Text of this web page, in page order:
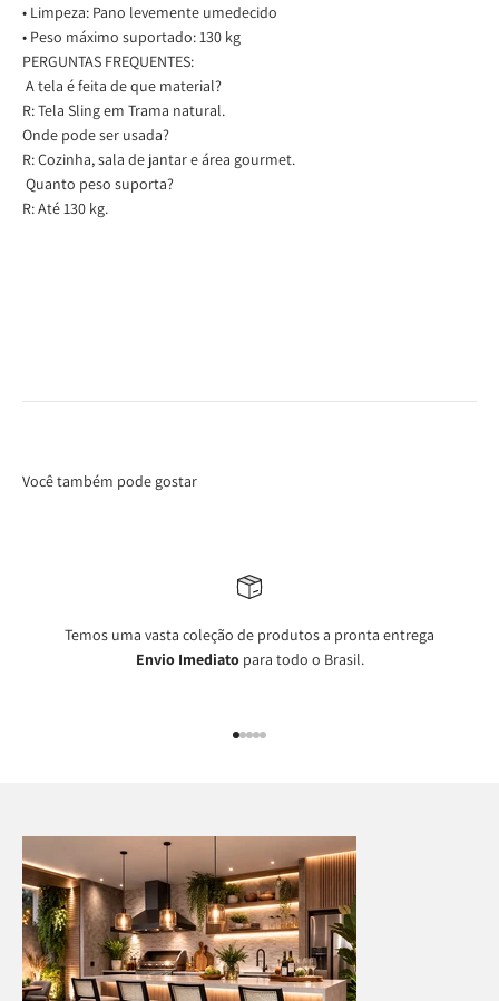
• Limpeza: Pano levemente umedecido
• Peso máximo suportado: 130 kg
PERGUNTAS FREQUENTES:
A tela é feita de que material?
R: Tela Sling em Trama natural.
Onde pode ser usada?
R: Cozinha, sala de jantar e área gourmet.
Quanto peso suporta?
R: Até 130 kg.
Você também pode gostar
Temos uma vasta coleção de produtos a pronta entrega
Envio Imediatopara todo o Brasil.